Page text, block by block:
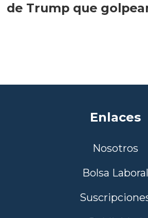
de Trump que
Enlaces
Nosotros
Bolsa Laboral